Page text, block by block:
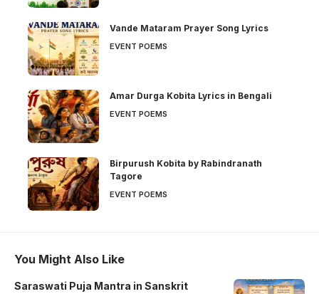
Vande Mataram Prayer Song Lyrics
EVENT POEMS
Amar Durga Kobita Lyrics in Bengali
EVENT POEMS
Birpurush Kobita by Rabindranath
Tagore
EVENT POEMS
You Might Also Like
Saraswati Puja Mantra in Sanskrit